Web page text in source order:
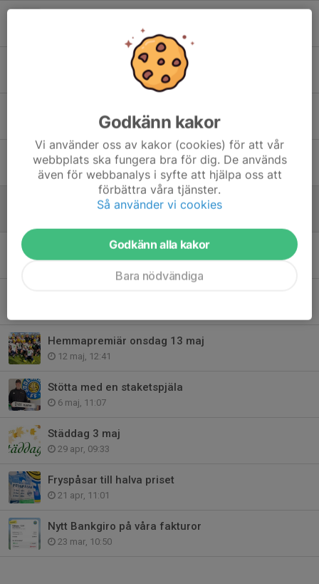
Veckans matcher
23 jun, 14:57
Derbydags ikväll
17 jun, 10:19
Tack till Swedbanks Ägarstiftelse Söderhamn
Veckans matcher
8 jun, 18:36
Hemmapremiär onsdag 13 maj
12 maj, 12:41
Stötta med en staketspjäla
6 maj, 11:07
Städdag 3 maj
29 apr, 09:33
Fryspåsar till halva priset
21 apr, 11:01
Nytt Bankgiro på våra fakturor
23 mar, 10:50
Godkänn kakor
Vi använder oss av kakor (cookies) för att vår
webbplats ska fungera bra för dig. De används
även för webbanalys i syfte att hjälpa oss att
förbättra våra tjänster.
Så använder vi cookies
Godkänn alla kakor
Bara nödvändiga